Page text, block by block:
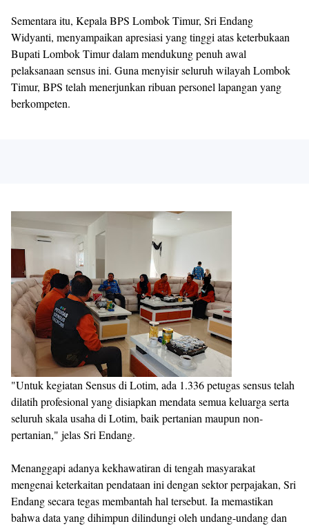
Sementara itu, Kepala BPS Lombok Timur, Sri Endang
Widyanti, menyampaikan apresiasi yang tinggi atas keterbukaan
Bupati Lombok Timur dalam mendukung penuh awal
pelaksanaan sensus ini. Guna menyisir seluruh wilayah Lombok
Timur, BPS telah menerjunkan ribuan personel lapangan yang
berkompeten.
"Untuk kegiatan Sensus di Lotim, ada 1.336 petugas sensus telah
dilatih profesional yang disiapkan mendata semua keluarga serta
seluruh skala usaha di Lotim, baik pertanian maupun non-
pertanian," jelas Sri Endang.
Menanggapi adanya kekhawatiran di tengah masyarakat
mengenai keterkaitan pendataan ini dengan sektor perpajakan, Sri
Endang secara tegas membantah hal tersebut. Ia memastikan
bahwa data yang dihimpun dilindungi oleh undang-undang dan